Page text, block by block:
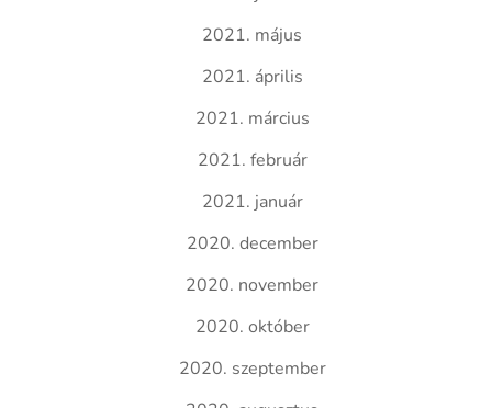
2021. május
2021. április
2021. március
2021. február
2021. január
2020. december
2020. november
2020. október
2020. szeptember